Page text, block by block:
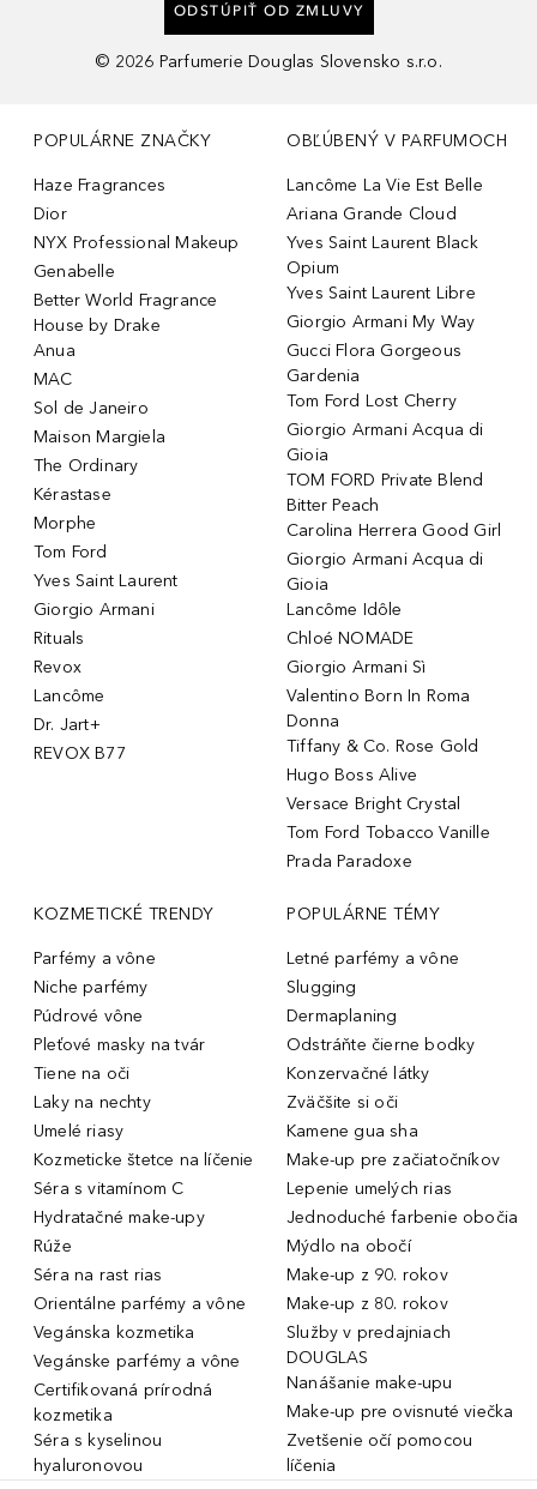
ODSTÚPIŤ OD ZMLUVY
© 2026 Parfumerie Douglas Slovensko s.r.o.
POPULÁRNE ZNAČKY
Haze Fragrances
Dior
NYX Professional Makeup
Genabelle
Better World Fragrance
House by Drake
Anua
MAC
Sol de Janeiro
Maison Margiela
The Ordinary
Kérastase
Morphe
Tom Ford
Yves Saint Laurent
Giorgio Armani
Rituals
Revox
Lancôme
Dr. Jart+
REVOX B77
OBĽÚBENÝ V PARFUMOCH
Lancôme La Vie Est Belle
Ariana Grande Cloud
Yves Saint Laurent Black
Opium
Yves Saint Laurent Libre
Giorgio Armani My Way
Gucci Flora Gorgeous
Gardenia
Tom Ford Lost Cherry
Giorgio Armani Acqua di
Gioia
TOM FORD Private Blend
Bitter Peach
Carolina Herrera Good Girl
Giorgio Armani Acqua di
Gioia
Lancôme Idôle
Chloé NOMADE
Giorgio Armani Sì
Valentino Born In Roma
Donna
Tiffany & Co. Rose Gold
Hugo Boss Alive
Versace Bright Crystal
Tom Ford Tobacco Vanille
Prada Paradoxe
KOZMETICKÉ TRENDY
Parfémy a vône
Niche parfémy
Púdrové vône
Pleťové masky na tvár
Tiene na oči
Laky na nechty
Umelé riasy
Kozmeticke štetce na líčenie
Séra s vitamínom C
Hydratačné make-upy
Rúže
Séra na rast rias
Orientálne parfémy a vône
Vegánska kozmetika
Vegánske parfémy a vône
Certifikovaná prírodná
kozmetika
Séra s kyselinou
hyaluronovou
POPULÁRNE TÉMY
Letné parfémy a vône
Slugging
Dermaplaning
Odstráňte čierne bodky
Konzervačné látky
Zväčšite si oči
Kamene gua sha
Make-up pre začiatočníkov
Lepenie umelých rias
Jednoduché farbenie obočia
Mýdlo na obočí
Make-up z 90. rokov
Make-up z 80. rokov
Služby v predajniach
DOUGLAS
Nanášanie make-upu
Make-up pre ovisnuté viečka
Zvetšenie očí pomocou
líčenia